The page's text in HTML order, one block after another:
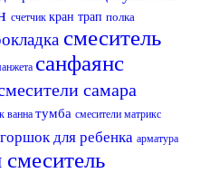
счетчик кран трап полка
смеситель
санфаянс
самара
ванна тумба смесители матрикс
горшок для ребенка арматура
смеситель